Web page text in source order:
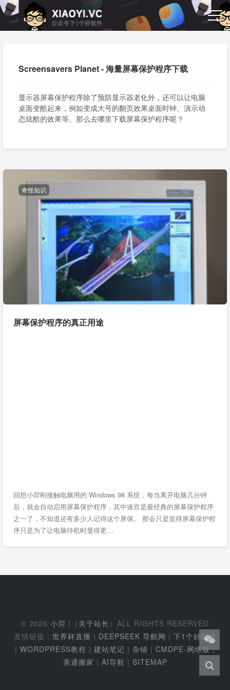
Screensavers Planet - 海量屏幕保护程序下载
显示器屏幕保护程序除了预防显示器老化外，还可以让电脑
桌面变酷起来，例如变成大号的翻页效果桌面时钟、演示动
态炫酷的效果等。那么去哪里下载屏幕保护程序呢？
奇怪知识
屏幕保护程序的真正用途
回想小羿刚接触电脑用的 Windows 98 系统，每当离开电脑几分钟
后，就会自动启用屏幕保护程序，其中迷宫是最经典的屏幕保护程序
之一了，不知道还有多少人记得这个屏保。 那会只是觉得屏幕保护程
序只是为了让电脑待机时显得更…
© 2026 小羿 |（ 关于站长 ）ALL RIGHTS RESERVED
友情链接： 世界杯直播 | DEEPSEEK 导航网 | 下1个好软件
| WORDPRESS教程 | 建站笔记 | 杂铺 | CMDPE-网络版|
美通搬家 | AI导航 | SITEMAP